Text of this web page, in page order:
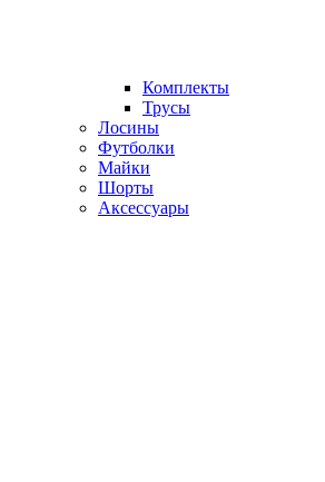
Комплекты
Трусы
Лосины
Футболки
Майки
Шорты
Аксессуары